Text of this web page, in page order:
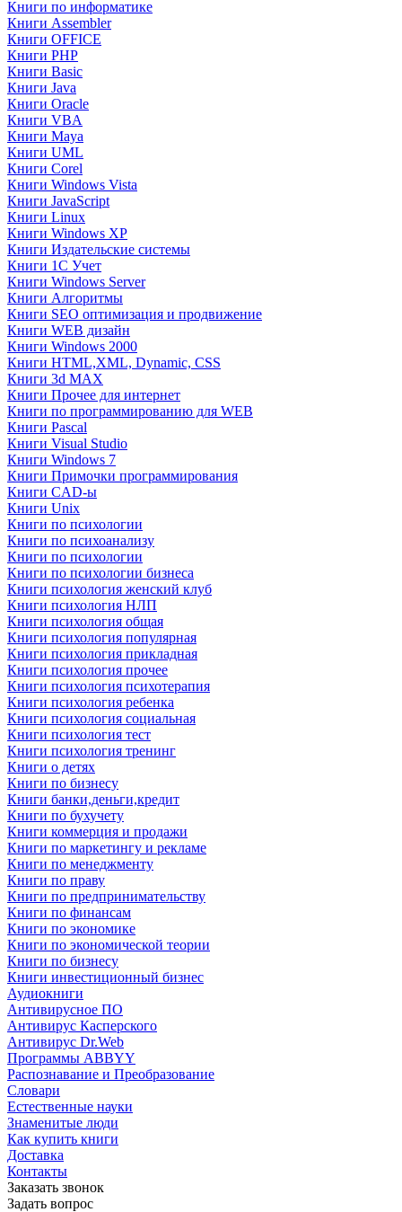
Книги по информатике
Книги Assembler
Книги OFFICE
Книги PHP
Книги Basic
Книги Java
Книги Oracle
Книги VBA
Книги Maya
Книги UML
Книги Corel
Книги Windows Vista
Книги JavaScript
Книги Linux
Книги Windows XP
Книги Издательские системы
Книги 1C Учет
Книги Windows Server
Книги Алгоритмы
Книги SEO оптимизация и продвижение
Книги WEB дизайн
Книги Windows 2000
Книги HTML,XML, Dynamic, CSS
Книги 3d MAX
Книги Прочее для интернет
Книги по программированию для WEB
Книги Pascal
Книги Visual Studio
Книги Windows 7
Книги Примочки программирования
Книги CAD-ы
Книги Unix
Книги по психологии
Книги по психоанализу
Книги по психологии
Книги по психологии бизнеса
Книги психология женский клуб
Книги психология НЛП
Книги психология общая
Книги психология популярная
Книги психология прикладная
Книги психология прочее
Книги психология психотерапия
Книги психология ребенка
Книги психология социальная
Книги психология тест
Книги психология тренинг
Книги о детях
Книги по бизнесу
Книги банки,деньги,кредит
Книги по бухучету
Книги коммерция и продажи
Книги по маркетингу и рекламе
Книги по менеджменту
Книги по праву
Книги по предпринимательству
Книги по финансам
Книги по экономике
Книги по экономической теории
Книги по бизнесу
Книги инвестиционный бизнес
Аудиокниги
Антивирусное ПО
Антивирус Касперского
Антивирус Dr.Web
Программы ABBYY
Распознавание и Преобразование
Словари
Естественные науки
Знаменитые люди
Как купить книги
Доставка
Контакты
Заказать звонок
Задать вопрос